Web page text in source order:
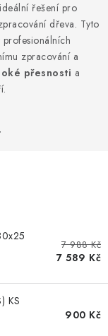
řešení pro
dřeva. Tyto
zpracování a
přesnosti a
7 988 Kč
7 589 Kč
KS
900 Kč